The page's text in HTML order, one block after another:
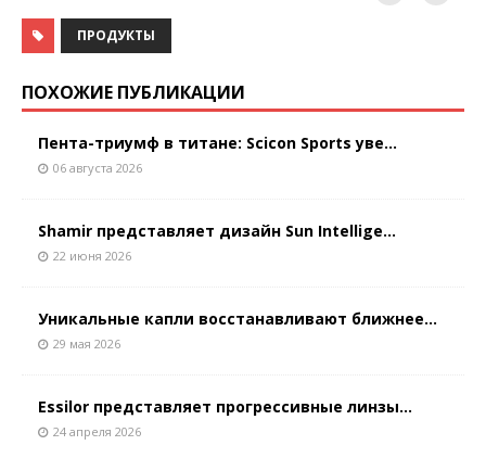
ПРОДУКТЫ
ПОХОЖИЕ ПУБЛИКАЦИИ
Пента-триумф в титане: Scicon Sports уве...
06 августа 2026
Shamir представляет дизайн Sun Intellige...
22 июня 2026
Уникальные капли восстанавливают ближнее...
29 мая 2026
Essilor представляет прогрессивные линзы...
24 апреля 2026